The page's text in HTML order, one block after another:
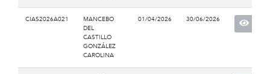
CIAS2026A021
MANCEBO
DEL
CASTILLO
GONZÁLEZ
CAROLINA
01/04/2026 30/06/2026